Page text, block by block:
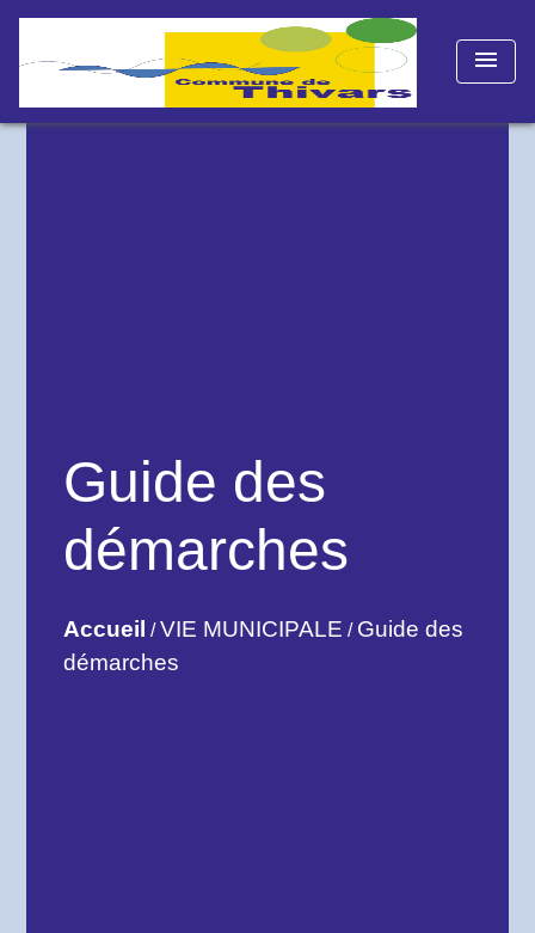
menu
Guide des
démarches
Accueil /VIE MUNICIPALE / Guide des
démarches